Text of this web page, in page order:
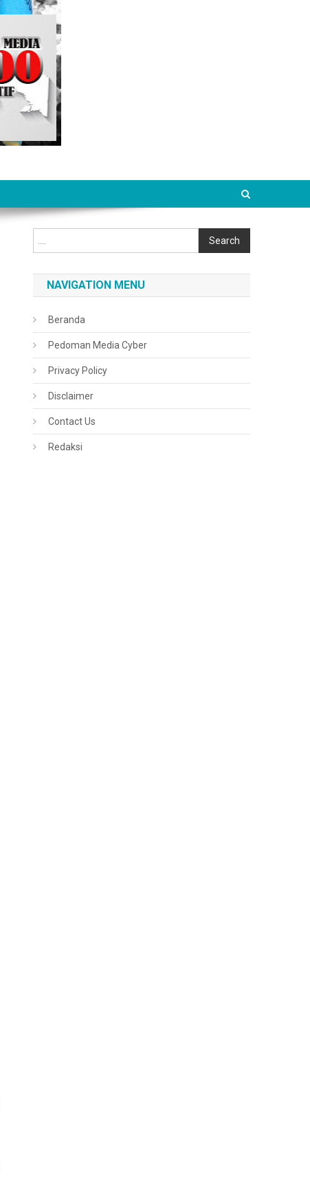
Search
NAVIGATION MENU
Beranda
Pedoman Media Cyber
Privacy Policy
Disclaimer
Contact Us
Redaksi